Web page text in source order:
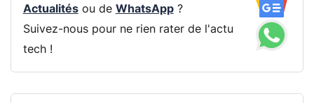
Actualitésou de WhatsApp?
Suivez-nous pour ne rien rater de l'actu
tech !